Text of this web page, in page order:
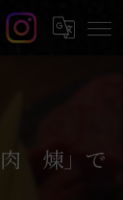
肉 煉」で